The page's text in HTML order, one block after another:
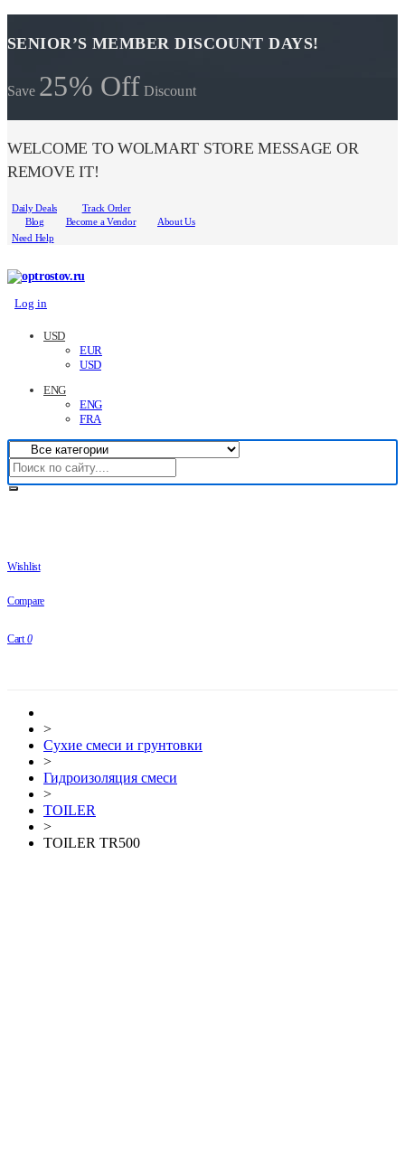
SENIOR’S MEMBER DISCOUNT DAYS!
Save 25% Off Discount
WELCOME TO WOLMART STORE MESSAGE OR
REMOVE IT!
Daily Deals
Track Order
Blog
Become a Vendor
About Us
Need Help
Log in
USD
EUR
USD
ENG
ENG
FRA
Wishlist
Compare
Cart 0
>
Сухие смеси и грунтовки
>
Гидроизоляция смеси
>
TOILER
>
TOILER TR500